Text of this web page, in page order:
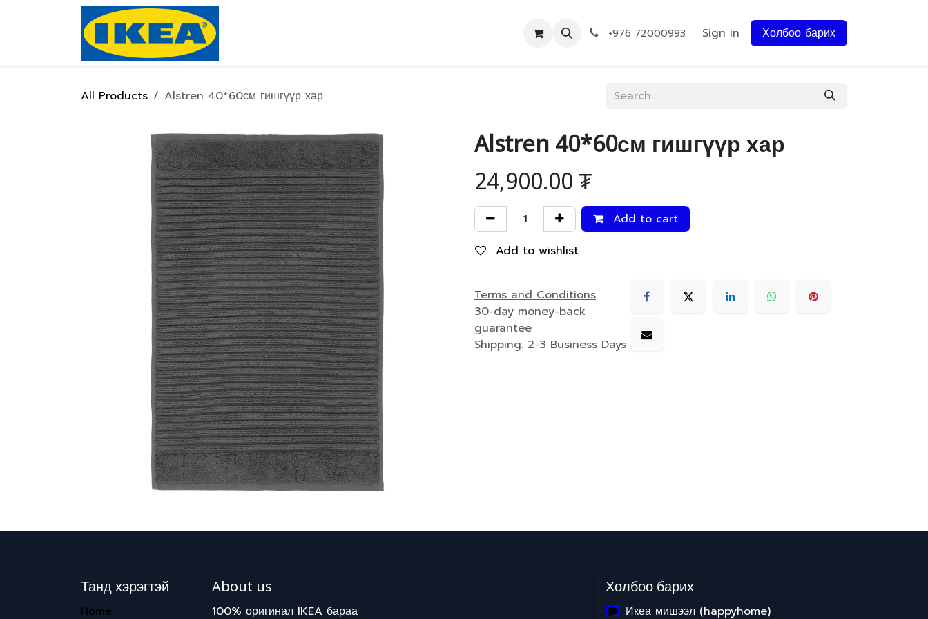
Skip to Content
+976 72000993 Sign in Холбоо барих
All Products Alstren 40*60см гишгүүр хар
Alstren 40*60см гишгүүр хар
24,900.00₮
Add to cart
Add to wishlist
Terms and Conditions
30-day money-back
guarantee
Shipping: 2-3 Business Days
Танд хэрэгтэй
Home
About us
100% оригинал IKEA бараа
Холбоо барих
Икеа мишээл (happyhome)